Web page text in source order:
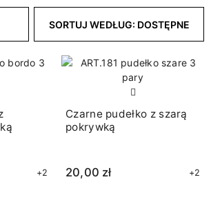
SORTUJ WEDŁUG: DOSTĘPNE
+2
Czarne pudełko z szarą
pokrywką
20,00 zł +2